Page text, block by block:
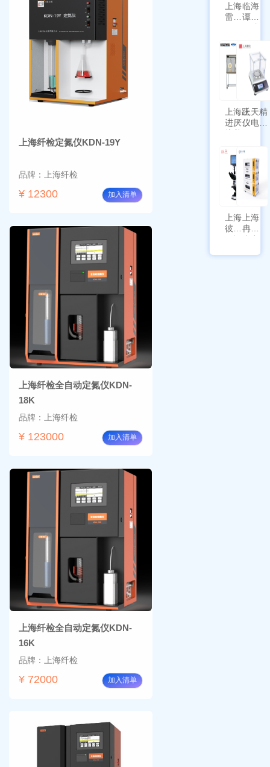
上海纤检定氮仪KDN-19Y
品牌：上海纤检
¥ 12300 加入清单
上海纤检全自动定氮仪KDN-
18K
品牌：上海纤检
¥ 123000 加入清单
上海纤检全自动定氮仪KDN-
16K
品牌：上海纤检
¥ 72000 加入清单
上海
雷磁
符合
新国
标带
功能
临海
谭氏
干式
泵
SPL-
10
上海跃
进厌氧
培养箱
III-T
上天精
仪电子
带审计
追踪功
能
上海
彼爱
姆视
上海
冉绘
大容